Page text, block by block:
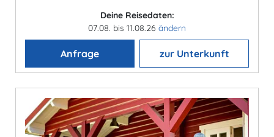
Deine Reisedaten:
07.08. bis 11.08.26 ändern
Anfrage zur Unterkunft